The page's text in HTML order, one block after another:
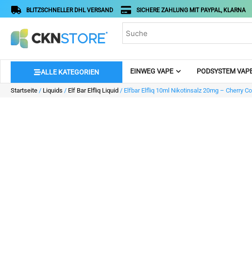
BLITZSCHNELLER DHL VERSAND SICHERE ZAHLUNG MIT PAYPAL, KLARNA
ALLE KATEGORIEN EINWEG VAPE PODSYSTEM
Startseite / Liquids / Elf Bar Elfliq Liquid / Elfbar Elfliq 10ml Nikotinsalz 20mg – Cherry